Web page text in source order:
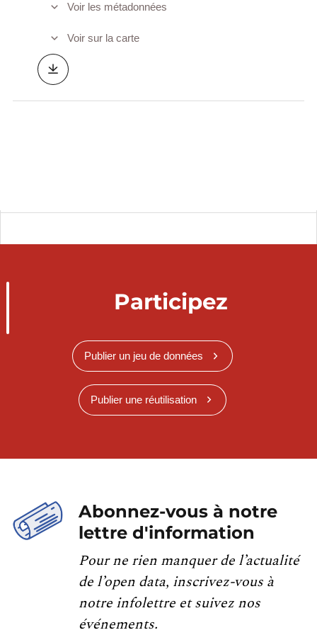
Voir les métadonnées
Voir sur la carte
Participez
Publier un jeu de données
Publier une réutilisation
Abonnez-vous à notre
lettre d'information
Pour ne rien manquer de l’actualité
de l’open data, inscrivez-vous à
notre infolettre et suivez nos
événements.